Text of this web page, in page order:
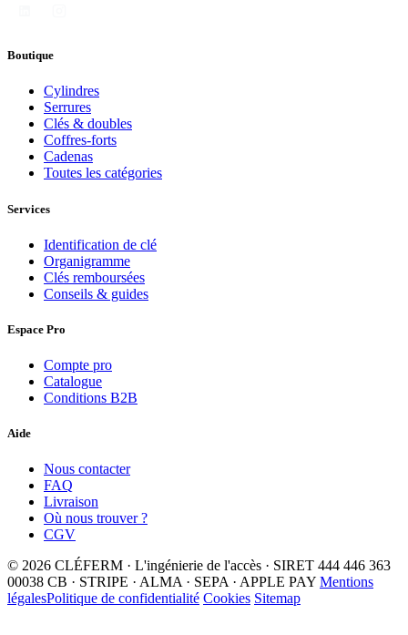
Boutique
Cylindres
Serrures
Clés & doubles
Coffres-forts
Cadenas
Toutes les catégories
Services
Identification de clé
Organigramme
Clés remboursées
Conseils & guides
Espace Pro
Compte pro
Catalogue
Conditions B2B
Aide
Nous contacter
FAQ
Livraison
Où nous trouver ?
CGV
© 2026 CLÉFERM · L'ingénierie de l'accès · SIRET 444 446 363
00038 CB · STRIPE · ALMA · SEPA · APPLE PAY Mentions
légalesPolitique de confidentialité Cookies Sitemap